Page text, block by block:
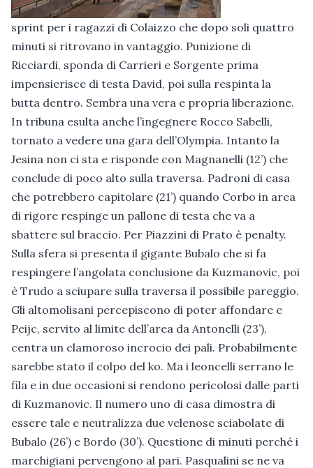
sprint per i ragazzi di Colaizzo che dopo soli quattro
minuti si ritrovano in vantaggio. Punizione di
Ricciardi, sponda di Carrieri e Sorgente prima
impensierisce di testa David, poi sulla respinta la
butta dentro. Sembra una vera e propria liberazione.
In tribuna esulta anche l’ingegnere Rocco Sabelli,
tornato a vedere una gara dell’Olympia. Intanto la
Jesina non ci sta e risponde con Magnanelli (12’) che
conclude di poco alto sulla traversa. Padroni di casa
che potrebbero capitolare (21’) quando Corbo in area
di rigore respinge un pallone di testa che va a
sbattere sul braccio. Per Piazzini di Prato è penalty.
Sulla sfera si presenta il gigante Bubalo che si fa
respingere l’angolata conclusione da Kuzmanovic, poi
è Trudo a sciupare sulla traversa il possibile pareggio.
Gli altomolisani percepiscono di poter affondare e
Peijc, servito al limite dell’area da Antonelli (23’),
centra un clamoroso incrocio dei pali. Probabilmente
sarebbe stato il colpo del ko. Ma i leoncelli serrano le
fila e in due occasioni si rendono pericolosi dalle parti
di Kuzmanovic. Il numero uno di casa dimostra di
essere tale e neutralizza due velenose sciabolate di
Bubalo (26’) e Bordo (30’). Questione di minuti perché i
marchigiani pervengono al pari. Pasqualini se ne va